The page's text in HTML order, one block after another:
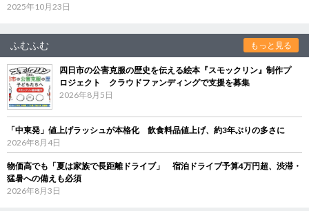
2025年10月23日
ふむふむ もっと見る
四日市の公害克服の歴史を伝える絵本『スモックリン』制作プ
ロジェクト クラウドファンディングで支援を募集
2026年8月5日
「中東発」値上げラッシュが本格化 飲食料品値上げ、約3年ぶりの多さに
2026年8月4日
物価高でも「夏は家族で長距離ドライブ」 宿泊ドライブ予算4万円超、渋滞・
猛暑への備えも必須
2026年8月3日